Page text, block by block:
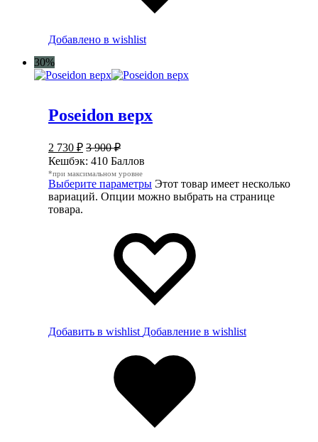
Добавлено в wishlist
30%
Poseidon верх
2 730 ₽ 3 900₽
Кешбэк: 410 Баллов
*при максимальном уровне
Выберите параметры Этот товар имеет несколько
вариаций. Опции можно выбрать на странице
товара.
Добавить в wishlist Добавление в wishlist